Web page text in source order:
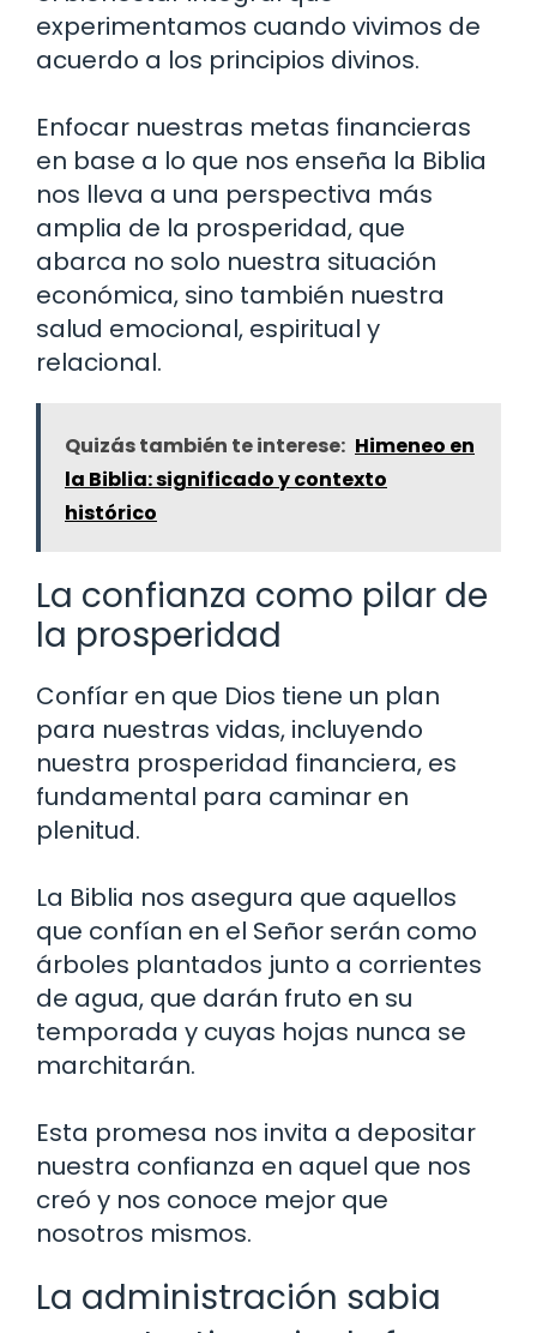
experimentamos cuando vivimos de
acuerdo a los principios divinos.
Enfocar nuestras metas financieras
en base a lo que nos enseña la Biblia
nos lleva a una perspectiva más
amplia de la prosperidad, que
abarca no solo nuestra situación
económica, sino también nuestra
salud emocional, espiritual y
relacional.
Quizás también te interese: Himeneo en
la Biblia: significado y contexto
histórico
La confianza como pilar de
la prosperidad
Confíar en que Dios tiene un plan
para nuestras vidas, incluyendo
nuestra prosperidad financiera, es
fundamental para caminar en
plenitud.
La Biblia nos asegura que aquellos
que confían en el Señor serán como
árboles plantados junto a corrientes
de agua, que darán fruto en su
temporada y cuyas hojas nunca se
marchitarán.
Esta promesa nos invita a depositar
nuestra confianza en aquel que nos
creó y nos conoce mejor que
nosotros mismos.
La administración sabia